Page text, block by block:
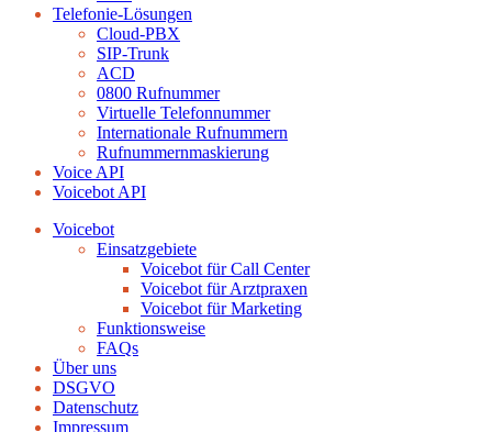
Telefonie-Lösungen
Cloud-PBX
SIP-Trunk
ACD
0800 Rufnummer
Virtuelle Telefonnummer
Internationale Rufnummern
Rufnummernmaskierung
Voice API
Voicebot API
Voicebot
Einsatzgebiete
Voicebot für Call Center
Voicebot für Arztpraxen
Voicebot für Marketing
Funktionsweise
FAQs
Über uns
DSGVO
Datenschutz
Impressum